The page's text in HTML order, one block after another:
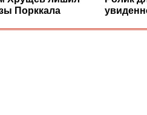
Порккала